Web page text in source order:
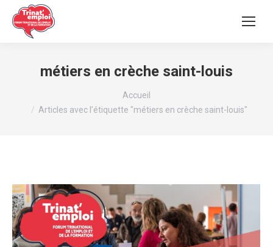
métiers en crèche saint-louis
Accueil
Articles avec l’étiquette "métiers en crèche saint-louis"